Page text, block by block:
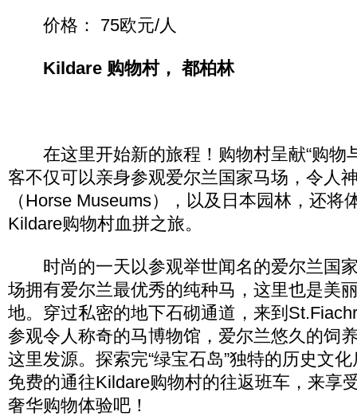
价格： 75欧元/人
Kildare 购物村， 都柏林
在这里开始新的旅程！购物村呈献“购物
客不仅可以亲身参观爱尔兰国家马场，令人
（Horse Museums），以及日本园林，还将
Kildare购物村血拼之旅。
时尚的一天以参观举世闻名的爱尔兰国
场拥有爱尔兰最优秀的纯种马，这里也是美
地。穿过私密的地下石砌通道，来到
参观令人称奇的马博物馆，爱尔兰悠久的饲
这里发源。探索完“绿宝石岛”独特的历史文
免费的通往Kildare购物村的往返班车，来享
奢华购物体验吧！